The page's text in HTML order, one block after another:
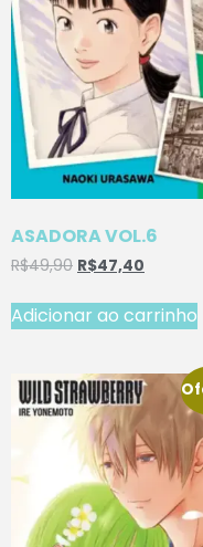
ASADORA VOL.6
R$49,90 R$47,40
Adicionar ao carrinho